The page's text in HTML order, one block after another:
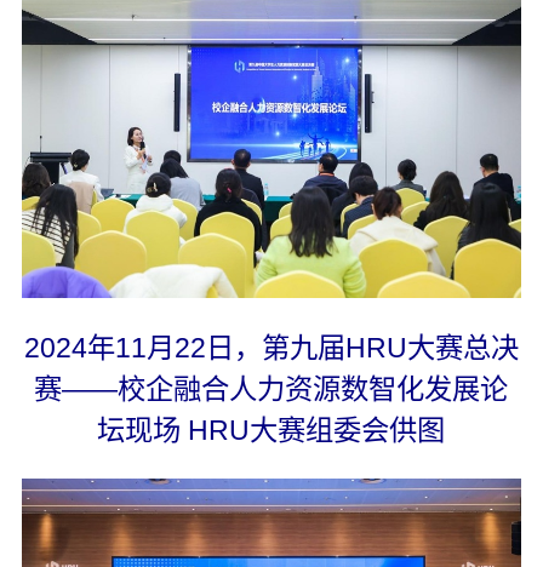
2024年11月22日，第九届HRU大赛总决
赛——校企融合人力资源数智化发展论
坛现场 HRU大赛组委会供图